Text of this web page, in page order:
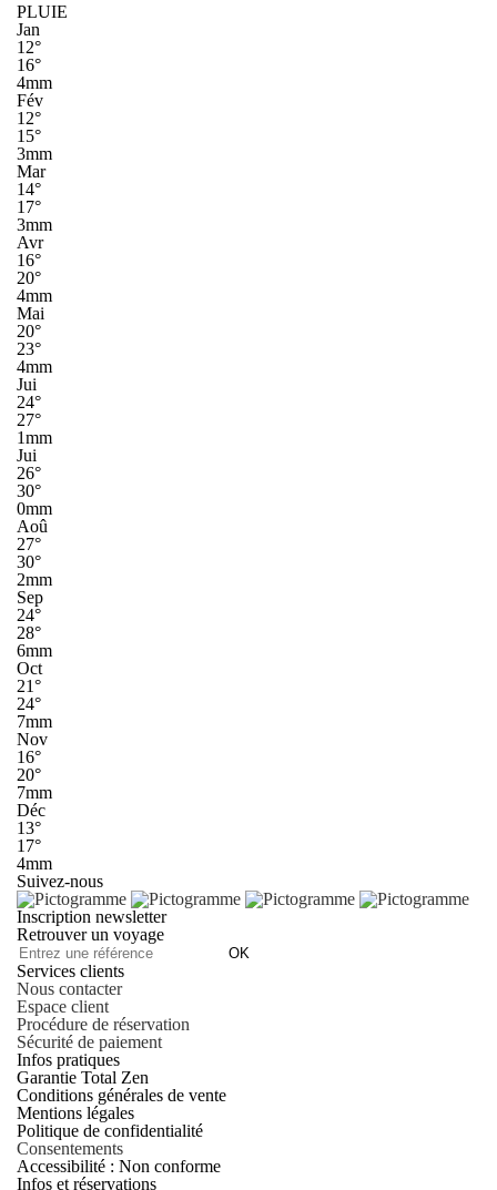
PLUIE
Jan
12°
16°
4mm
Fév
12°
15°
3mm
Mar
14°
17°
3mm
Avr
16°
20°
4mm
Mai
20°
23°
4mm
Jui
24°
27°
1mm
Jui
26°
30°
0mm
Aoû
27°
30°
2mm
Sep
24°
28°
6mm
Oct
21°
24°
7mm
Nov
16°
20°
7mm
Déc
13°
17°
4mm
Suivez-nous
Inscription newsletter
Retrouver un voyage
OK
Services clients
Nous contacter
Espace client
Procédure de réservation
Sécurité de paiement
Infos pratiques
Garantie Total Zen
Conditions générales de vente
Mentions légales
Politique de confidentialité
Consentements
Accessibilité : Non conforme
Infos et réservations